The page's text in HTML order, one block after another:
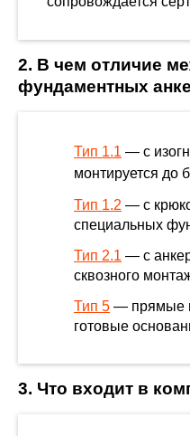
2. В чем отличие
фундаментных
Тип 1.1 — с
монтируется до
Тип 1.2 — с
специальных
Тип 2.1 — с
сквозного
Тип 5 — прямые
готовые
3. Что входит в